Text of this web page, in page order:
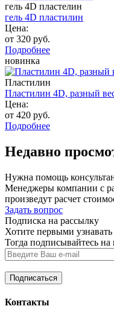
гель 4D пластелин
гель 4D пластилин
Цена:
от 320 руб.
Подробнее
новинка
Пластилин
Пластилин 4D, разный
Цена:
от 420 руб.
Подробнее
Недавно
Нужна помощь
Менеджеры компании с
произведут расчет
Задать вопрос
Подписка на рассылку
Хотите первыми
Тогда подписывайтесь
Контакты